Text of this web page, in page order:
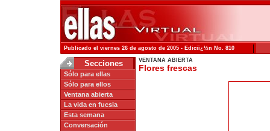
Publicado el viernes 26 de agosto de 2005 - Ediciï¿½n No. 810 |
Secciones
Sólo para ellas
Sólo para ellos
Ventana abierta
La vida en fucsia
Esta semana
Conversación
VENTANA ABIERTA
Flores frescas